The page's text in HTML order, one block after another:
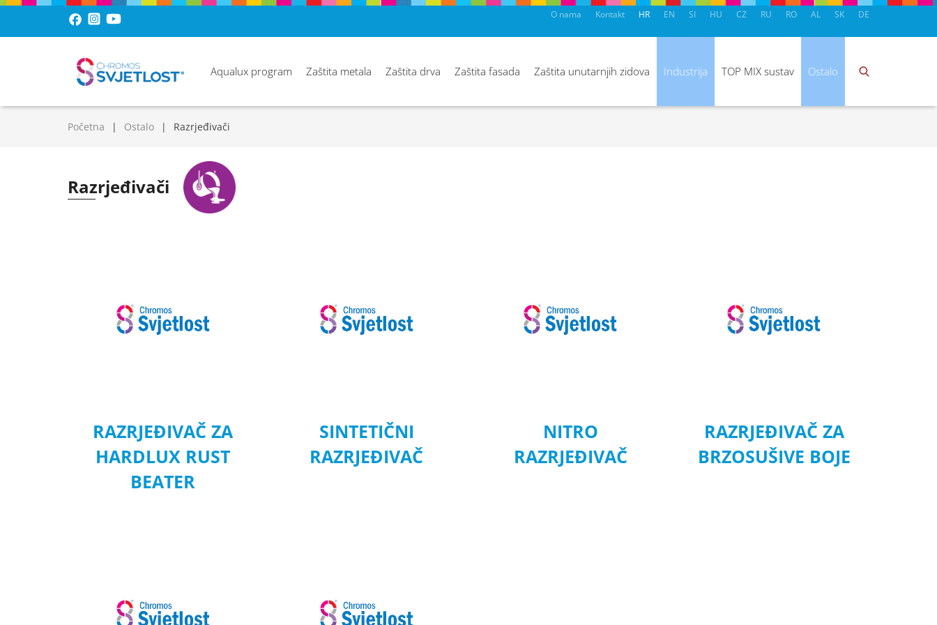
HR EN SI HU CZ RU RO AL SK DE
O nama Kontakt
Aqualux program Zaštita metala Zaštita drva Zaštita fasada Zaštita unutarnjih zidova Industrija TOP MIX sustav Ostalo
Početna Ostalo Razrjeđivači
Razrjeđivači
RAZRJEĐIVAČ ZA
HARDLUX RUST
BEATER
SINTETIČNI
RAZRJEĐIVAČ
NITRO
RAZRJEĐIVAČ
RAZRJEĐIVAČ ZA
BRZOSUŠIVE BOJE